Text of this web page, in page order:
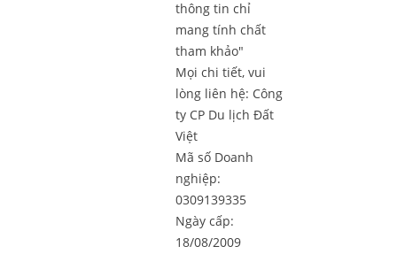
thông tin chỉ
mang tính chất
tham khảo"
Mọi chi tiết, vui
lòng liên hệ: Công
ty CP Du lịch Đất
Việt
Mã số Doanh
nghiệp:
0309139335
Ngày cấp:
18/08/2009